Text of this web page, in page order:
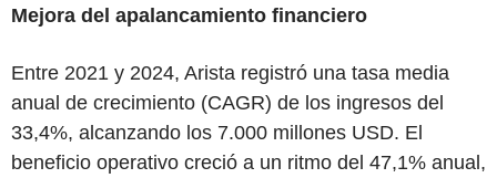
Mejora del apalancamiento financiero
Entre 2021 y 2024, Arista registró una tasa media
anual de crecimiento (CAGR) de los ingresos del
33,4%, alcanzando los 7.000 millones USD. El
beneficio operativo creció a un ritmo del 47,1% anual,